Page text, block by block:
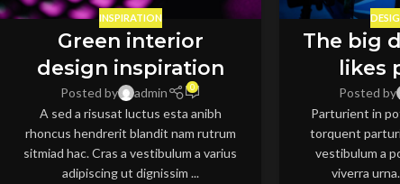
INSPIRATION
Green interior
design inspiration
Posted by admin 0
A sed a risusat luctus esta anibh
rhoncus hendrerit blandit nam rutrum
sitmiad hac. Cras a vestibulum a varius
adipiscing ut dignissim ...
The big
likes
Posted by
Parturient in
torquent
vestibulum a
viverra